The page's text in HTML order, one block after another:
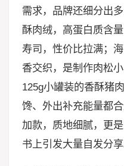
需求，品牌还细分出
酥肉绒，高蛋白质含
寿司，性价比拉满；
香交织，是制作肉松
125g小罐装的香酥猪
馋、外出补充能量都
加款，质地细腻，更
书上引发大量自发分享